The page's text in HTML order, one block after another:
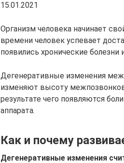
15.01.2021
Организм человека начинает
времени человек успевает
появились хронические
Дегенеративные изменения
изменяют высоту
результате чего появляются
аппарата.
Как и почему
Дегенеративные изменения